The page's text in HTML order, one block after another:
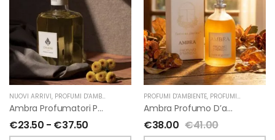
NUOVI ARRIVI, PROFUMI D'AMBIENTE PROFUMATORI A BASTONCINI ,CHIARA FIRENZE
Ambra Profumatori Per Ambiente A Bastoncini Di Chiara Firenze
€23.50 - €37.50
PROFUMI D'AMBIENTE, PROFUMI D'AMBIENTE FIORIRA' UN GIARDINO
Ambra Profumo D’ambiente Di Fiorirà Un Giardino
€38.00 €41.00